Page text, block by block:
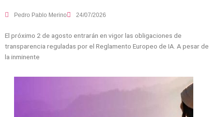
Pedro Pablo Merino 24/07/2026
El próximo 2 de agosto entrarán en vigor las obligaciones de
transparencia reguladas por el Reglamento Europeo de IA. A pesar de
la inminente